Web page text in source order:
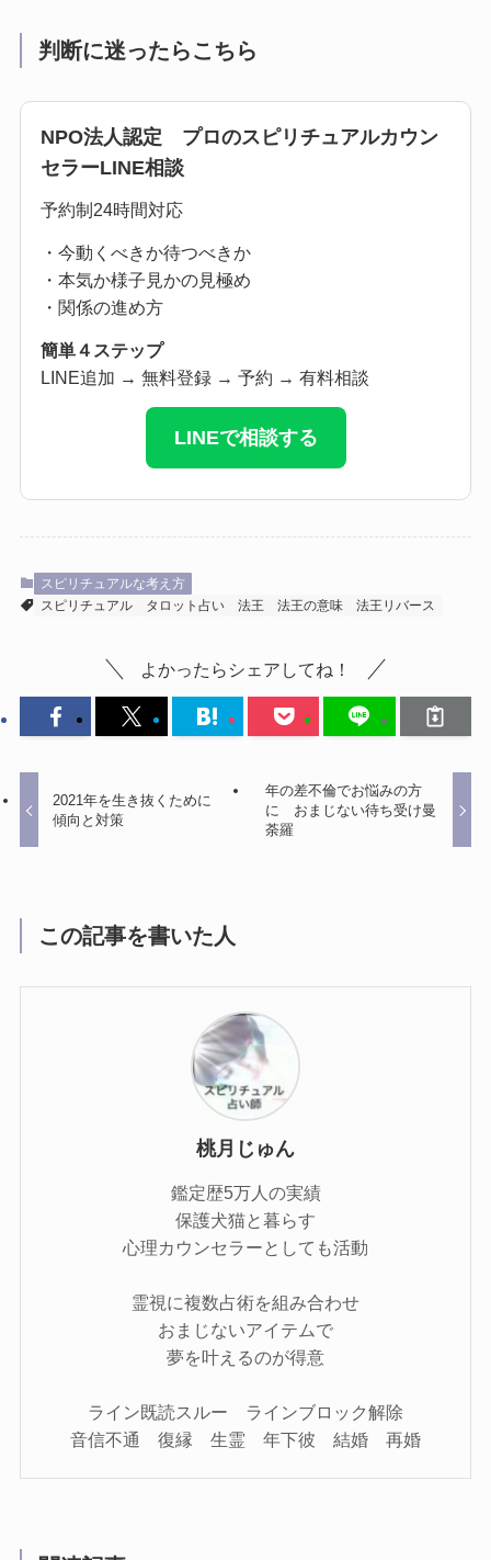
判断に迷ったらこちら
NPO法人認定 プロのスピリチュアルカウン
セラーLINE相談
予約制24時間対応
・今動くべきか待つべきか
・本気か様子見かの見極め
・関係の進め方
簡単４ステップ
LINE追加 → 無料登録 → 予約 → 有料相談
LINEで相談する
スピリチュアルな考え方
スピリチュアル
タロット占い 法王 法王の意味 法王リバース
よかったらシェアしてね！
2021年を生き抜くために
傾向と対策
年の差不倫でお悩みの方
に おまじない待ち受け曼
荼羅
この記事を書いた人
桃月じゅん
鑑定歴5万人の実績
保護犬猫と暮らす
心理カウンセラーとしても活動
霊視に複数占術を組み合わせ
おまじないアイテムで
夢を叶えるのが得意
ライン既読スルー ラインブロック解除
音信不通 復縁 生霊 年下彼 結婚 再婚